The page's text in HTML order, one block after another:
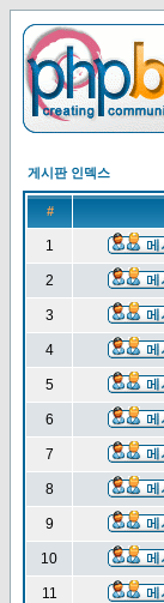
게시판 인덱스
#
1
2
3
4
5
6
7
8
9
10
11